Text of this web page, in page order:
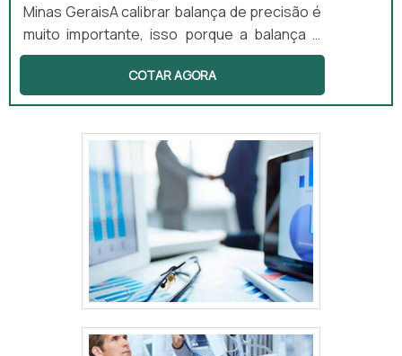
Minas GeraisA calibrar balança de precisão é
muito importante, isso porque a balança é
utilizada para medir massa de sólidos e
líquidos não voláteis com alto grau de
precisão. Ele é muito utilizado dentro de
calibraçãoPara realizar a calibração, ou
manutenção de uma balança de precisão, é
seguido alguns pontos, sendo eles:
Verificação do peso-padrão de acordo com
as normas; Realizar a calibragem no
ambiente de utili.
COTAR AGORA